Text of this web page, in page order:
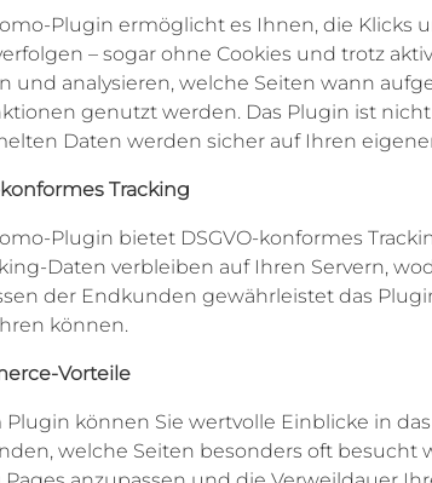
Plugin ermöglicht es Ihnen, die
– sogar ohne Cookies und trotz
und analysieren, welche Seiten wann
genutzt werden. Das Plugin ist
Daten werden sicher auf Ihren
konformes Tracking
Plugin bietet DSGVO-konformes
Daten verbleiben auf Ihren Servern,
der Endkunden gewährleistet das
können.
Vorteile
Plugin können Sie wertvolle Einblicke in
welche Seiten besonders oft